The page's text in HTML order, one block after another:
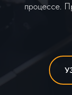
процессе.